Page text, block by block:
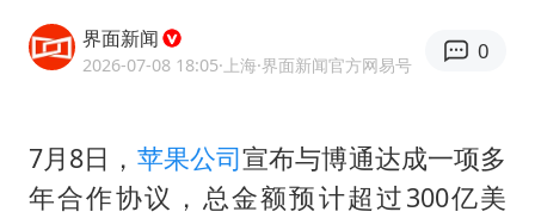
U17国足点球大战淘汰河床晋级决赛
日本试射“战斧”导弹，国防部回应
胡彦斌韩磊 谁帮谁
界面新闻
2026-07-08 18:05·上海·界面新闻官方网易号
0
7月8日， 苹果公司宣布与博通达成一项多
年合作协议，总金额预计超过300亿美